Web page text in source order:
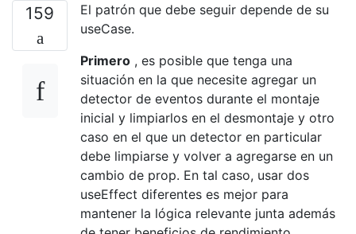
159
El patrón que debe seguir depende de su
useCase.
Primero , es posible que tenga una
situación en la que necesite agregar un
detector de eventos durante el montaje
inicial y limpiarlos en el desmontaje y otro
caso en el que un detector en particular
debe limpiarse y volver a agregarse en un
cambio de prop. En tal caso, usar dos
useEffect diferentes es mejor para
mantener la lógica relevante junta además